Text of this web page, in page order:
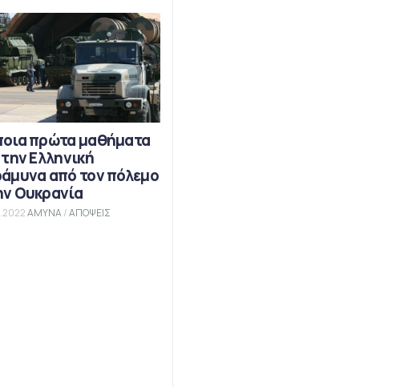
πρώτα μαθήματα
Ελληνική
από τον πόλεμο
Ουκρανία
ΑΜΥΝΑ/ΑΠΟΨΕΙΣ